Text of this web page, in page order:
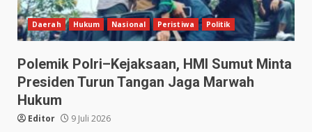
Daerah Hukum Nasional Peristiwa Politik
Polemik Polri–Kejaksaan, HMI Sumut Minta
Presiden Turun Tangan Jaga Marwah
Hukum
Editor 9 Juli 2026